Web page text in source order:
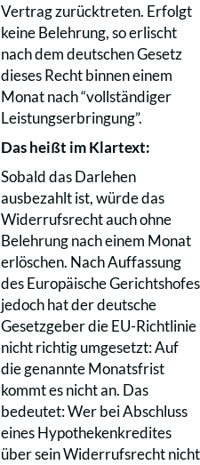
Vertrag zurücktreten. Erfolgt
keine Belehrung, so erlischt
nach dem deutschen Gesetz
dieses Recht binnen einem
Monat nach “vollständiger
Leistungserbringung”.
Das heißt im Klartext:
Sobald das Darlehen
ausbezahlt ist, würde das
Widerrufsrecht auch ohne
Belehrung nach einem Monat
erlöschen. Nach Auffassung
des Europäische Gerichtshofes
jedoch hat der deutsche
Gesetzgeber die EU-Richtlinie
nicht richtig umgesetzt: Auf
die genannte Monatsfrist
kommt es nicht an. Das
bedeutet: Wer bei Abschluss
eines Hypothekenkredites
über sein Widerrufsrecht nicht